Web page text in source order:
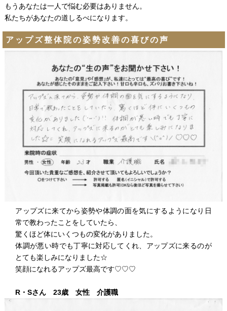
もうあなたは一人で悩む必要はありません。
私たちがあなたの道しるべになります。
アップズ整体院の姿勢改善の喜びの声
アップズに来てから姿勢や体調の面を気にするようになり日
常で教わったことをしていたら、
驚くほど体にいくつもの変化がありました。
体調が悪い時でも丁寧に対応してくれ、アップズに来るのが
とても楽しみになりました☆
笑顔になれるアップズ最高です♡♡♡
R・Sさん 23歳 女性 介護職